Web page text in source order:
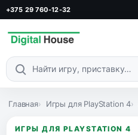
+375 29 760-12-32
Поиск по каталогу
Главная Игры для PlayStation 4
ИГРЫ ДЛЯ PLAYSTATION 4